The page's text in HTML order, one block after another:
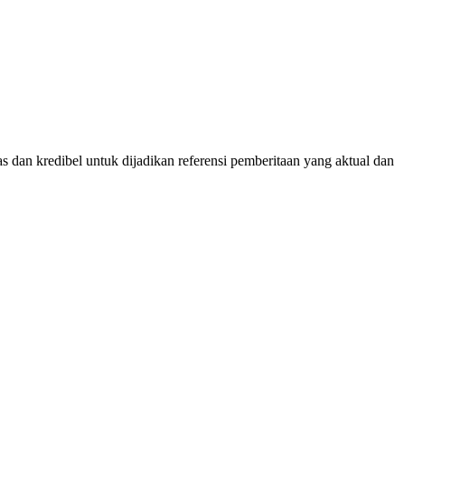
dan kredibel untuk dijadikan referensi pemberitaan yang aktual dan